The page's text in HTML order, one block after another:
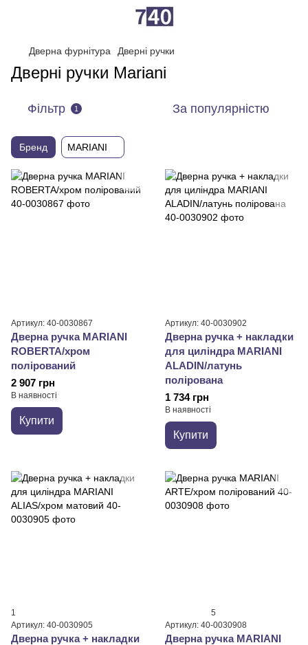
Дверна фурнітура Дверні ручки
Дверні ручки Mariani
Фільтр 1 За популярністю
Бренд MARIANI
Артикул: 40-0030867
Дверна ручка MARIANI
ROBERTA/хром
полірований
2 907 грн
В наявності
Купити
Артикул: 40-0030902
Дверна ручка + накладки
для циліндра MARIANI
ALADIN/латунь
полірована
1 734 грн
В наявності
Купити
1
Артикул: 40-0030905
Дверна ручка + накладки
5
Артикул: 40-0030908
Дверна ручка MARIANI